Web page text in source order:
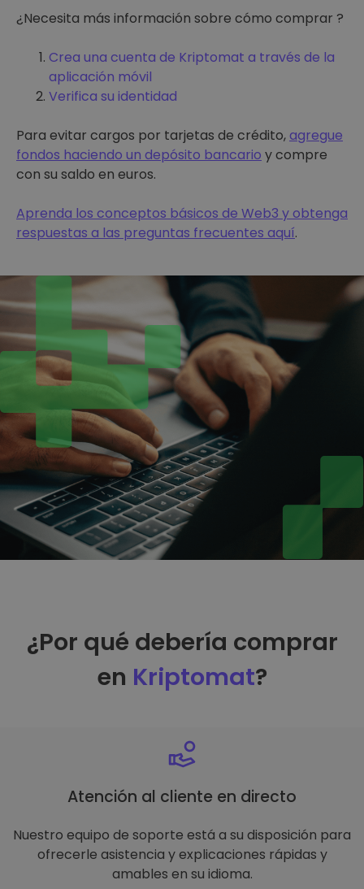
¿Necesita más información sobre cómo comprar ?
Crea una cuenta de Kriptomat a través de la
aplicación móvil
Verifica su identidad
Para evitar cargos por tarjetas de crédito,agregue
fondos haciendo un depósito bancario y compre
con su saldo en euros.
Aprenda los conceptos básicos de Web3 y obtenga
respuestas a las preguntas frecuentes aquí.
¿Por qué debería comprar
en Kriptomat?
Atención al cliente en directo
Nuestro equipo de soporte está a su disposición para
ofrecerle asistencia y explicaciones rápidas y
amables en su idioma.